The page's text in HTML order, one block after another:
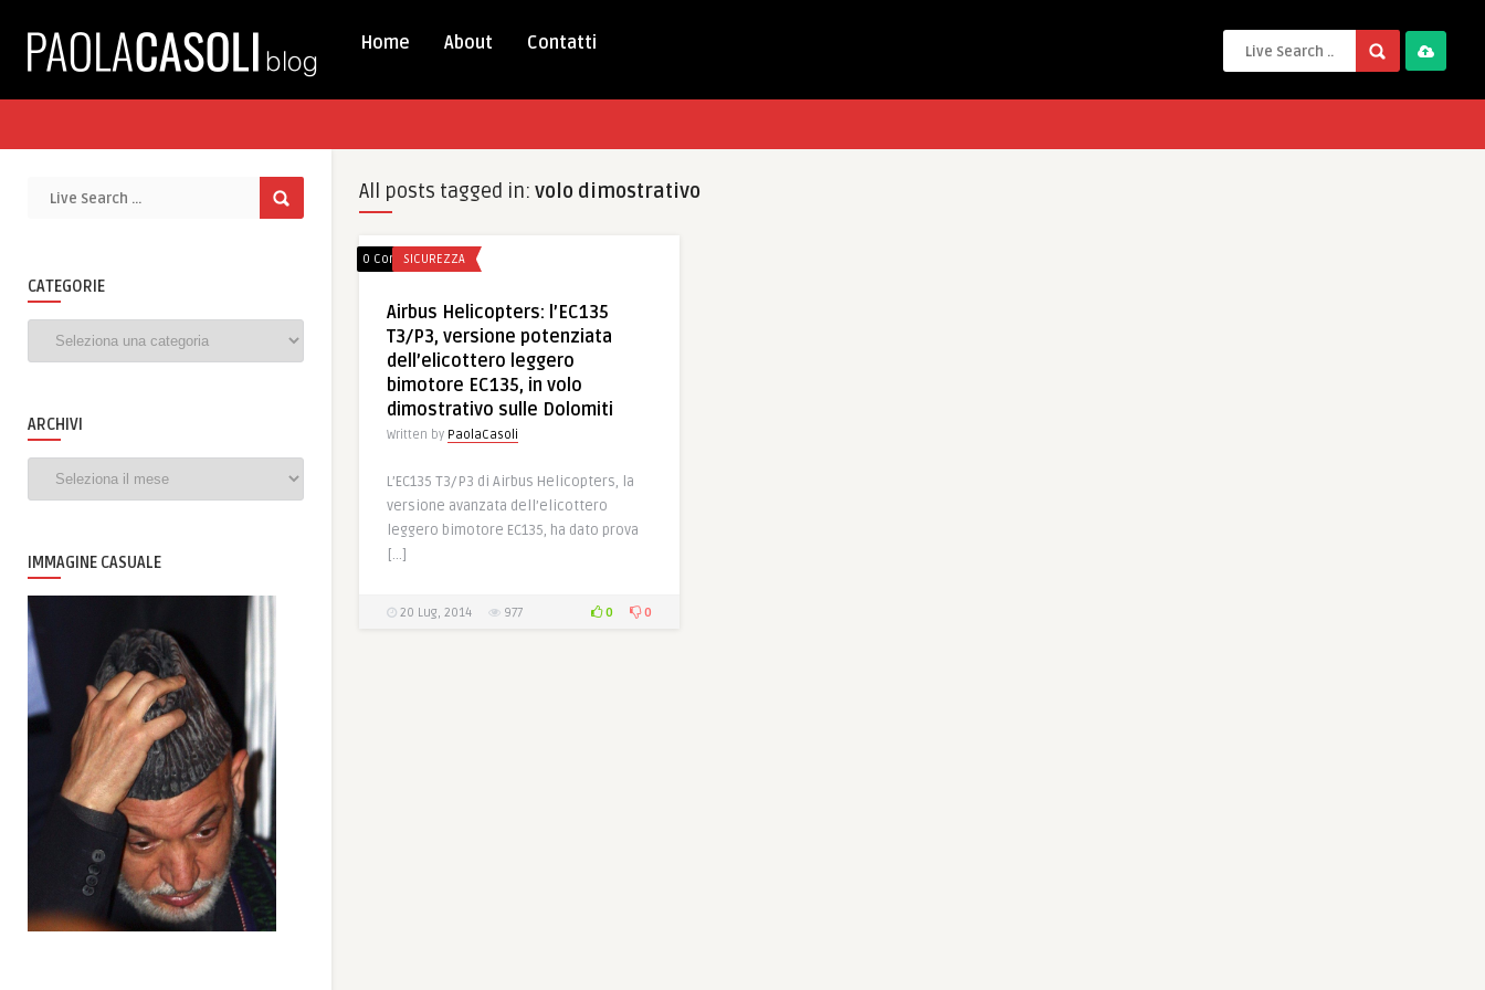
Home About Contatti
CATEGORIE
ARCHIVI
IMMAGINE CASUALE
All posts tagged in: volo dimostrativo
0 Comments
SICUREZZA
Airbus Helicopters: l’EC135
T3/P3, versione potenziata
dell’elicottero leggero
bimotore EC135, in volo
dimostrativo sulle Dolomiti
Written by PaolaCasoli
L’EC135 T3/P3 di Airbus Helicopters, la
versione avanzata dell’elicottero
leggero bimotore EC135, ha dato prova
[…]
20 Lug, 2014 977 0 0